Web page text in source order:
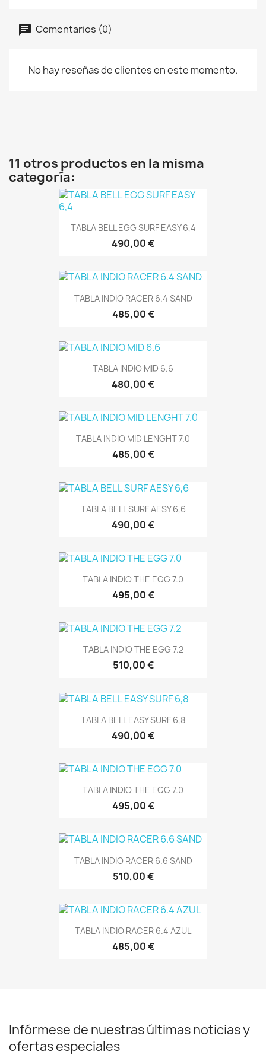
Comentarios (0)
No hay reseñas de clientes en este momento.
11 otros productos en la misma
categoría:
TABLA BELL EGG SURF EASY 6,4
490,00 €
TABLA INDIO RACER 6.4 SAND
485,00 €
TABLA INDIO MID 6.6
480,00 €
TABLA INDIO MID LENGHT 7.0
485,00 €
TABLA BELL SURF AESY 6,6
490,00 €
TABLA INDIO THE EGG 7.0
495,00 €
TABLA INDIO THE EGG 7.2
510,00 €
TABLA BELL EASY SURF 6,8
490,00 €
TABLA INDIO THE EGG 7.0
495,00 €
TABLA INDIO RACER 6.6 SAND
510,00 €
TABLA INDIO RACER 6.4 AZUL
485,00 €
Infórmese de nuestras últimas noticias y
ofertas especiales